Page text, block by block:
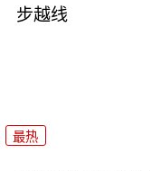
步越线
最热